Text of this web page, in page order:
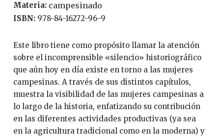
Materia: campesinado
ISBN: 978-84-16272-96-9
Este libro tiene como propósito llamar la atención
sobre el incomprensible «silencio» historiográfico
que aún hoy en día existe en torno a las mujeres
campesinas. A través de sus distintos capítulos,
muestra la visibilidad de las mujeres campesinas a
lo largo de la historia, enfatizando su contribución
en las diferentes actividades productivas (ya sea
en la agricultura tradicional como en la moderna) y